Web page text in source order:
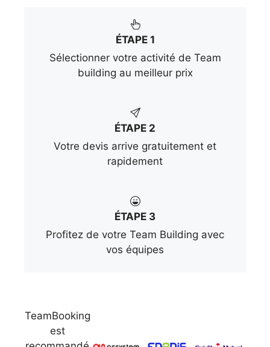
ÉTAPE 1
Sélectionner votre activité de Team
building au meilleur prix
ÉTAPE 2
Votre devis arrive gratuitement et
rapidement
ÉTAPE 3
Profitez de votre Team Building avec
vos équipes
TeamBooking
est